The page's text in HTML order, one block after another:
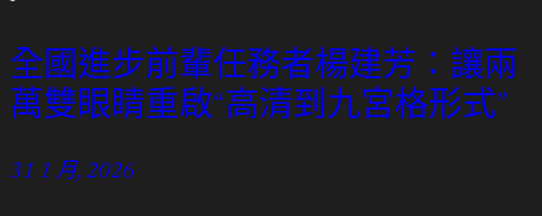
全國進步前輩任務者楊建芳：讓兩
萬雙眼睛重啟“高清到九宮格形式”
31 1 月, 2026